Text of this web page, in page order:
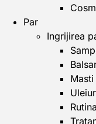
Par
Ingrijirea